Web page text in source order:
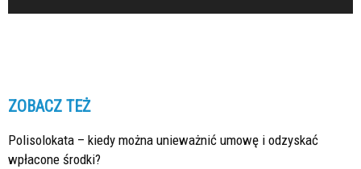
ZOBACZ TEŻ
Polisolokata – kiedy można unieważnić umowę i odzyskać
wpłacone środki?